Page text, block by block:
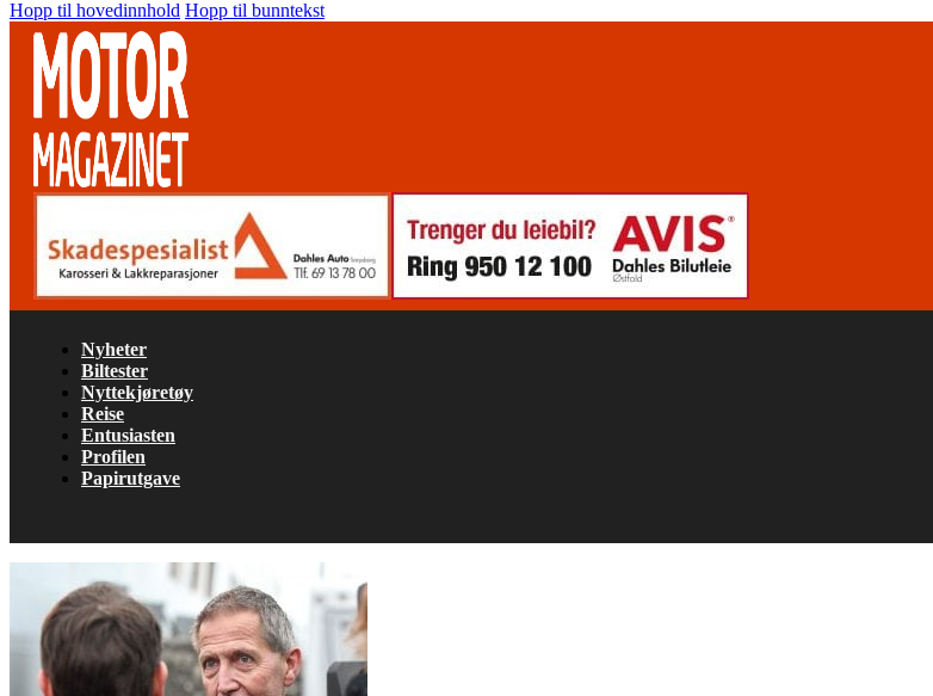
Hopp til hovedinnhold Hopp til bunntekst
Nyheter
Biltester
Nyttekjøretøy
Reise
Entusiasten
Profilen
Papirutgave